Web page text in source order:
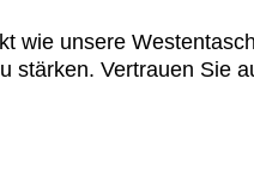
wie unsere
stärken. Vertrauen Sie